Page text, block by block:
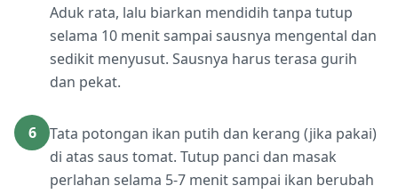
Aduk rata, lalu biarkan mendidih tanpa tutup
selama 10 menit sampai sausnya mengental dan
sedikit menyusut. Sausnya harus terasa gurih
dan pekat.
6
Tata potongan ikan putih dan kerang (jika pakai)
di atas saus tomat. Tutup panci dan masak
perlahan selama 5-7 menit sampai ikan berubah